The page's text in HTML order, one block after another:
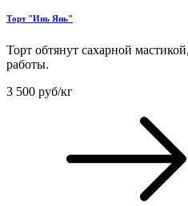
Торт "Инь Янь"
Торт обтянут сахарной
работы.
3 500 руб/кг